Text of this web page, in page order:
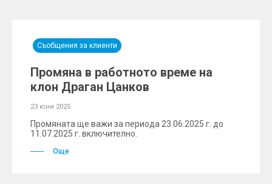
Съобщения за клиенти
Промяна в работното време на
клон Драган Цанков
23 юни 2025
Промяната ще важи за периода 23.06.2025 г. до
11.07.2025 г. включително.
Още